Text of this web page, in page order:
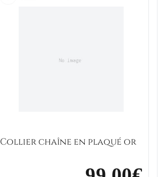
Collier chaîne en plaqué or